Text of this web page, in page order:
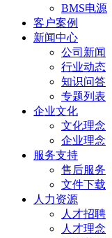
BMS电源
客户案例
新闻中心
公司新闻
行业动态
知识问答
专题列表
企业文化
文化理念
企业理念
服务支持
售后服务
文件下载
人力资源
人才招聘
人才理念